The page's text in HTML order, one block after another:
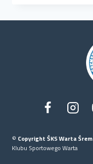
© Copyright ŚKS Warta Śrem
Klubu Sportowego Warta